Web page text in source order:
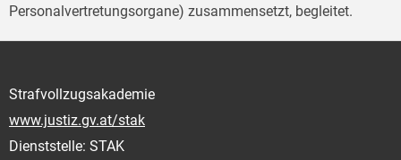
Personalvertretungsorgane) zusammensetzt, begleitet.
Strafvollzugsakademie
www.justiz.gv.at/stak
Dienststelle: STAK